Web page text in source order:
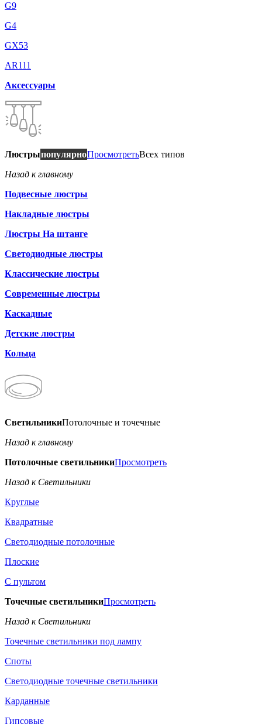
G9
G4
GX53
AR111
Аксессуары
ЛюстрыпопулярноПросмотретьВсех типов
Назад к главному
Подвесные люстры
Накладные люстры
Люстры На штанге
Светодиодные люстры
Классические люстры
Современные люстры
Каскадные
Детские люстры
Кольца
СветильникиПотолочные и точечные
Назад к главному
Потолочные светильникиПросмотреть
Назад к Светильники
Круглые
Квадратные
Светодиодные потолочные
Плоские
С пультом
Точечные светильникиПросмотреть
Назад к Светильники
Точечные светильники под лампу
Споты
Светодиодные точечные светильники
Карданные
Гипсовые